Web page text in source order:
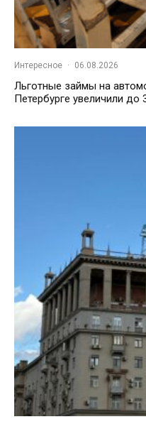
Интересное · 06.08.2026
Льготные займы на
Петербурге увеличили до